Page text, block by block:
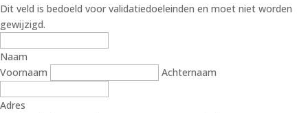
Dit veld is bedoeld voor validatiedoeleinden en moet niet worden
gewijzigd.
Naam
Voornaam
Achternaam
Adres